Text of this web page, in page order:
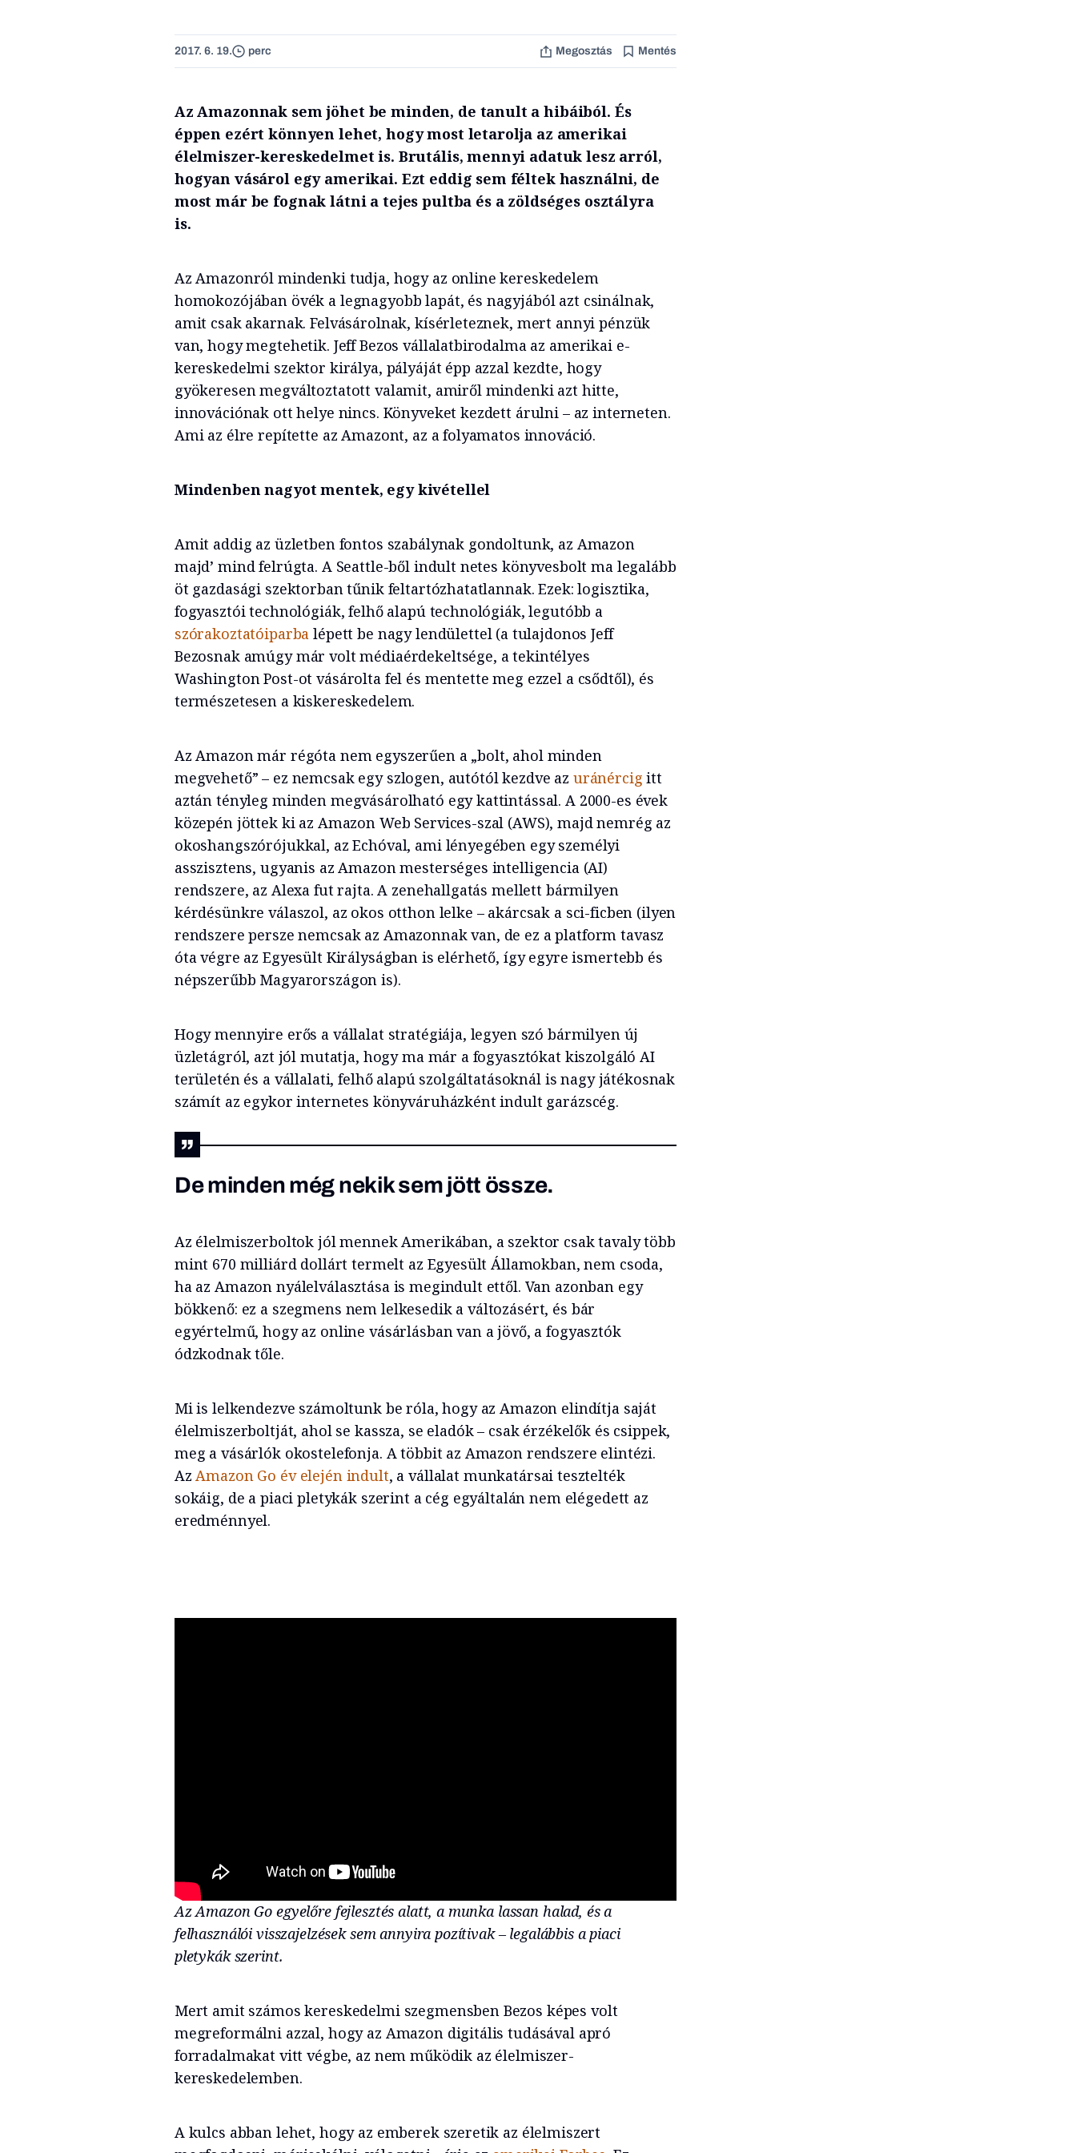
2017. 6. 19. perc Megosztás Mentés
Az Amazonnak sem jöhet be minden, de tanult a hibáiból. És
éppen ezért könnyen lehet, hogy most letarolja az amerikai
élelmiszer-kereskedelmet is. Brutális, mennyi adatuk lesz arról,
hogyan vásárol egy amerikai. Ezt eddig sem féltek használni, de
most már be fognak látni a tejes pultba és a zöldséges osztályra
is.
Az Amazonról mindenki tudja, hogy az online kereskedelem
homokozójában övék a legnagyobb lapát, és nagyjából azt csinálnak,
amit csak akarnak. Felvásárolnak, kísérleteznek, mert annyi pénzük
van, hogy megtehetik. Jeff Bezos vállalatbirodalma az amerikai e-
kereskedelmi szektor királya, pályáját épp azzal kezdte, hogy
gyökeresen megváltoztatott valamit, amiről mindenki azt hitte,
innovációnak ott helye nincs. Könyveket kezdett árulni – az interneten.
Ami az élre repítette az Amazont, az a folyamatos innováció.
Mindenben nagyot mentek, egy kivétellel
Amit addig az üzletben fontos szabálynak gondoltunk, az Amazon
majd’ mind felrúgta. A Seattle-ből indult netes könyvesbolt ma legalább
öt gazdasági szektorban tűnik feltartózhatatlannak. Ezek: logisztika,
fogyasztói technológiák, felhő alapú technológiák, legutóbb a
szórakoztatóiparba lépett be nagy lendülettel (a tulajdonos Jeff
Bezosnak amúgy már volt médiaérdekeltsége, a tekintélyes
Washington Post-ot vásárolta fel és mentette meg ezzel a csődtől), és
természetesen a kiskereskedelem.
Az Amazon már régóta nem egyszerűen a „bolt, ahol minden
megvehető” – ez nemcsak egy szlogen, autótól kezdve az uránércig itt
aztán tényleg minden megvásárolható egy kattintással. A 2000-es évek
közepén jöttek ki az Amazon Web Services-szal (AWS), majd nemrég az
okoshangszórójukkal, az Echóval, ami lényegében egy személyi
asszisztens, ugyanis az Amazon mesterséges intelligencia (AI)
rendszere, az Alexa fut rajta. A zenehallgatás mellett bármilyen
kérdésünkre válaszol, az okos otthon lelke – akárcsak a sci-ficben (ilyen
rendszere persze nemcsak az Amazonnak van, de ez a platform tavasz
óta végre az Egyesült Királyságban is elérhető, így egyre ismertebb és
népszerűbb Magyarországon is).
Hogy mennyire erős a vállalat stratégiája, legyen szó bármilyen új
üzletágról, azt jól mutatja, hogy ma már a fogyasztókat kiszolgáló AI
területén és a vállalati, felhő alapú szolgáltatásoknál is nagy játékosnak
számít az egykor internetes könyváruházként indult garázscég.
De minden még nekik sem jött össze.
Az élelmiszerboltok jól mennek Amerikában, a szektor csak tavaly több
mint 670 milliárd dollárt termelt az Egyesült Államokban, nem csoda,
ha az Amazon nyálelválasztása is megindult ettől. Van azonban egy
bökkenő: ez a szegmens nem lelkesedik a változásért, és bár
egyértelmű, hogy az online vásárlásban van a jövő, a fogyasztók
ódzkodnak tőle.
Mi is lelkendezve számoltunk be róla, hogy az Amazon elindítja saját
élelmiszerboltját, ahol se kassza, se eladók – csak érzékelők és csippek,
meg a vásárlók okostelefonja. A többit az Amazon rendszere elintézi.
Az Amazon Go év elején indult, a vállalat munkatársai tesztelték
sokáig, de a piaci pletykák szerint a cég egyáltalán nem elégedett az
eredménnyel.
Az Amazon Go egyelőre fejlesztés alatt, a munka lassan halad, és a
felhasználói visszajelzések sem annyira pozítivak – legalábbis a piaci
pletykák szerint.
Mert amit számos kereskedelmi szegmensben Bezos képes volt
megreformálni azzal, hogy az Amazon digitális tudásával apró
forradalmakat vitt végbe, az nem működik az élelmiszer-
kereskedelemben.
A kulcs abban lehet, hogy az emberek szeretik az élelmiszert